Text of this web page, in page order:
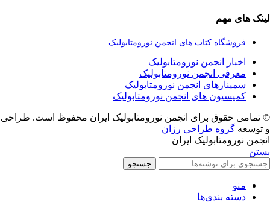
لینک های مهم
فروشگاه کتاب های انجمن نورومتابولیک
اخبار انجمن نورومتابولیک
معرفی انجمن نورومتابولیک
سمینارهای انجمن نورومتابولیک
کمیسیون های انجمن نورومتابولیک
© تمامی حقوق برای انجمن نورومتابولیک ایران محفوظ است. طراحی
و توسعه گروه طراحی رزان
انجمن نورومتابولیک ایران
بستن
جستجو
منو
دسته بندی‌ها